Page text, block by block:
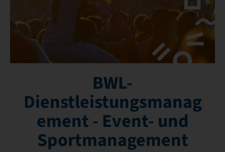
BWL-
Dienstleistungsmanag
ement - Event- und
Sportmanagement